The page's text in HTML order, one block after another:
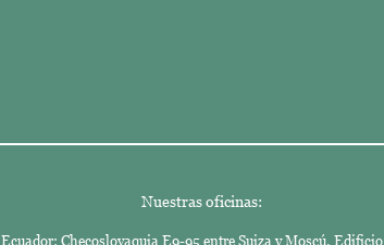
Nuestras oficinas:
Ecuador: Checoslovaquia E9-95 entre Suiza y Moscú. Edificio